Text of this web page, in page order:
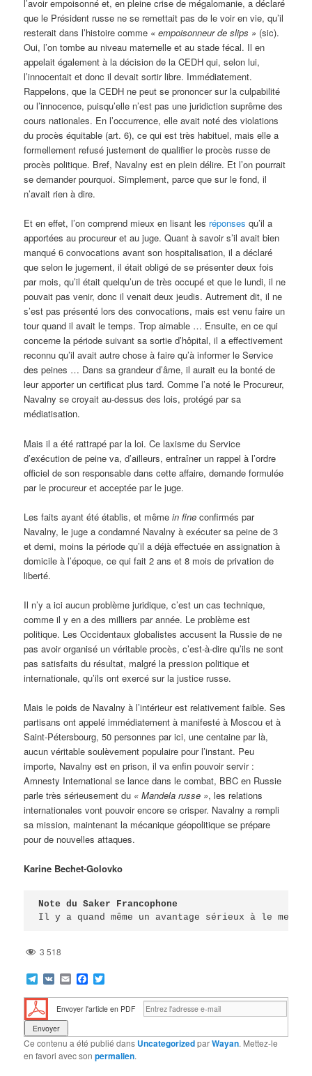
l’avoir empoisonné et, en pleine crise de mégalomanie, a déclaré
que le Président russe ne se remettait pas de le voir en vie, qu’il
resterait dans l’histoire comme « empoisonneur de slips » (sic).
Oui, l’on tombe au niveau maternelle et au stade fécal. Il en
appelait également à la décision de la CEDH qui, selon lui,
l’innocentait et donc il devait sortir libre. Immédiatement.
Rappelons, que la CEDH ne peut se prononcer sur la culpabilité
ou l’innocence, puisqu’elle n’est pas une juridiction suprême des
cours nationales. En l’occurrence, elle avait noté des violations
du procès équitable (art. 6), ce qui est très habituel, mais elle a
formellement refusé justement de qualifier le procès russe de
procès politique. Bref, Navalny est en plein délire. Et l’on pourrait
se demander pourquoi. Simplement, parce que sur le fond, il
n’avait rien à dire.
Et en effet, l’on comprend mieux en lisant les réponsesqu’il a
apportées au procureur et au juge. Quant à savoir s’il avait bien
manqué 6 convocations avant son hospitalisation, il a déclaré
que selon le jugement, il était obligé de se présenter deux fois
par mois, qu’il était quelqu’un de très occupé et que le lundi, il ne
pouvait pas venir, donc il venait deux jeudis. Autrement dit, il ne
s’est pas présenté lors des convocations, mais est venu faire un
tour quand il avait le temps. Trop aimable … Ensuite, en ce qui
concerne la période suivant sa sortie d’hôpital, il a effectivement
reconnu qu’il avait autre chose à faire qu’à informer le Service
des peines … Dans sa grandeur d’âme, il aurait eu la bonté de
leur apporter un certificat plus tard. Comme l’a noté le Procureur,
Navalny se croyait au-dessus des lois, protégé par sa
médiatisation.
Mais il a été rattrapé par la loi. Ce laxisme du Service
d’exécution de peine va, d’ailleurs, entraîner un rappel à l’ordre
officiel de son responsable dans cette affaire, demande formulée
par le procureur et acceptée par le juge.
Les faits ayant été établis, et mêmein fineconfirmés par
Navalny, le juge a condamné Navalny à exécuter sa peine de 3
et demi, moins la période qu’il a déjà effectuée en assignation à
domicile à l’époque, ce qui fait 2 ans et 8 mois de privation de
liberté.
Il n’y a ici aucun problème juridique, c’est un cas technique,
comme il y en a des milliers par année. Le problème est
politique. Les Occidentaux globalistes accusent la Russie de ne
pas avoir organisé un véritable procès, c’est-à-dire qu’ils ne sont
pas satisfaits du résultat, malgré la pression politique et
internationale, qu’ils ont exercé sur la justice russe.
Mais le poids de Navalny à l’intérieur est relativement faible. Ses
partisans ont appelé immédiatement à manifesté à Moscou et à
Saint-Pétersbourg, 50 personnes par ici, une centaine par là,
aucun véritable soulèvement populaire pour l’instant. Peu
importe, Navalny est en prison, il va enfin pouvoir servir :
Amnesty International se lance dans le combat, BBC en Russie
parle très sérieusement du « Mandela russe », les relations
internationales vont pouvoir encore se crisper. Navalny a rempli
sa mission, maintenant la mécanique géopolitique se prépare
pour de nouvelles attaques.
Karine Bechet-Golovko
Note du Saker Francophone
Il y a quand même un avantage sérieux à le
3 518
Telegram
VK EmailFacebook
Envoyer l'article en PDF
Ce contenu a été publié dans UncategorizedparWayan. Mettez-le
en favori avec sonpermalien.